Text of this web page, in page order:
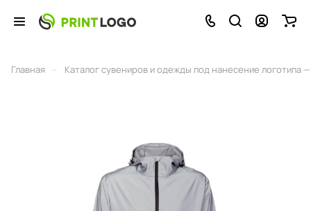
Главная Каталог сувениров и одежды под нанесение логотипа